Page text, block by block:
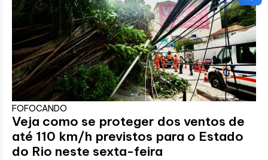
FOFOCANDO
Veja como se proteger dos ventos de
até 110 km/h previstos para o Estado
do Rio neste sexta-feira